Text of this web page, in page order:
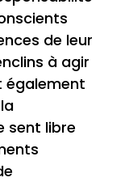
de leur
à agir
également
sent libre